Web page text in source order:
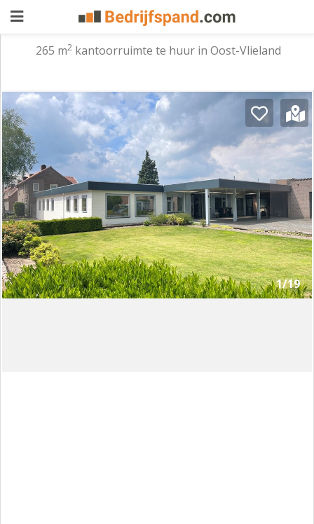
aanbieden
Pand
zoeken
Waarom
adverteren
Premium
adverteren
Blog
Registreren
Login
265 m2 kantoorruimte te huur in Oost-Vlieland
1/19